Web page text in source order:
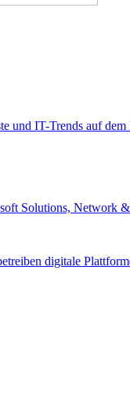
und IT-Trends auf
Solutions, Network
digitale